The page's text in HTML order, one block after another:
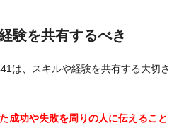
験を共有するべき
は、スキルや経験を共有する大切さ
成功や失敗を周りの人に伝えること